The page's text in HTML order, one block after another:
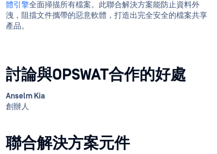
體引擎全面掃描所有檔案。此聯合解決方案能防止資料外
洩，阻擋文件攜帶的惡意軟體，打造出完全安全的檔案共享
產品。
討論與OPSWAT合作的好處
Anselm Kia
創辦人
聯合解決方案元件